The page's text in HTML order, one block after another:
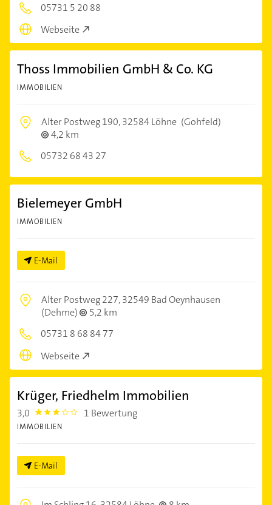
05731 5 20 88
Webseite
Thoss Immobilien GmbH & Co. KG
IMMOBILIEN
Alter Postweg 190,32584 Löhne (Gohfeld)
4,2 km
05732 68 43 27
Bielemeyer GmbH
IMMOBILIEN
E-Mail
Alter Postweg 227,32549 Bad Oeynhausen
(Dehme)
5,2 km
05731 8 68 84 77
Webseite
Krüger, Friedhelm Immobilien
3,0 3.0 1 Bewertung
IMMOBILIEN
E-Mail